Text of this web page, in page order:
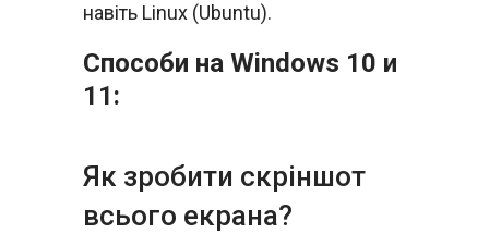
навіть Linux (Ubuntu).
Способи на Windows 10 и
11:
Як зробити скріншот
всього екрана?